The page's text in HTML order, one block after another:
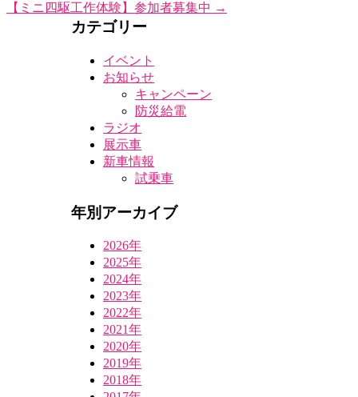
【ミニ四駆工作体験】参加者募集中 →
カテゴリー
イベント
お知らせ
キャンペーン
防災給電
ラジオ
展示車
新車情報
試乗車
年別アーカイブ
2026年
2025年
2024年
2023年
2022年
2021年
2020年
2019年
2018年